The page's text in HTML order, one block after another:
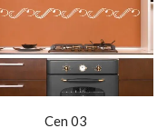
Cen 03